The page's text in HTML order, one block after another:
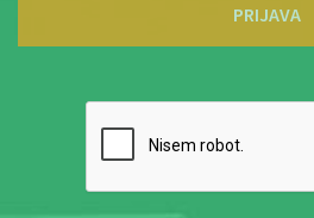
PRIJAVA